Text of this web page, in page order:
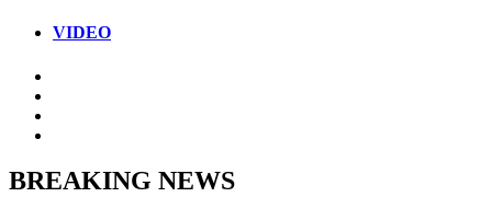
VIDEO
BREAKING NEWS